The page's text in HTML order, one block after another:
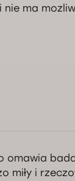
ma
omawia
miły i